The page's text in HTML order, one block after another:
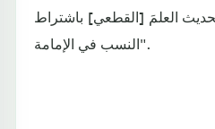
العلمَ [القطعي] باشتراط
النسب في الإمامة".